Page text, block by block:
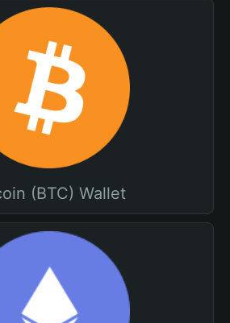
(BTC) Wallet